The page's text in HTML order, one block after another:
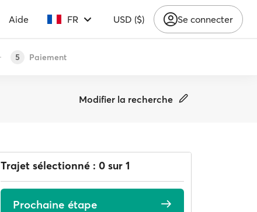
Aide FR USD ($) Se connecter
5 Paiement
Modifier la recherche
Trajet sélectionné : 0 sur 1
Prochaine étape